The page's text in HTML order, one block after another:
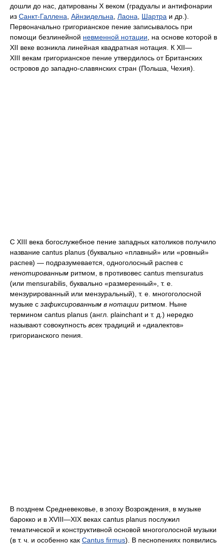
дошли до нас, датированы X веком (градуалы и антифонарии
из Санкт-Галлена Айнзидельна Лаона Шартра и др.).
Первоначально григорианское пение записывалось при
помощи безлинейной невменной нотации , на основе которой в
XII веке возникла линейная квадратная нотация. К XII—
XIII векам григорианское пение утвердилось от Британских
островов до западно-славянских стран (Польша, Чехия).
С XIII века богослужебное пение западных католиков получило
название cantus planus (буквально «плавный» или «ровный»
распев) — подразумевается, одноголосный распев с
ненотированным ритмом, в противовес cantus mensuratus
(или mensurabilis, буквально «размеренный», т. е.
мензурированный или мензуральный), т. е. многоголосной
музыке с зафиксированным в нотации ритмом. Ныне
термином cantus planus (англ. plainchant и т. д.) нередко
называют совокупность всех традиций и «диалектов»
григорианского пения.
В позднем Средневековье, в эпоху Возрождения, в музыке
барокко и в XVIII—XIX веках cantus planus послужил
тематической и конструктивной основой многоголосной музыки
(в т. ч. и особенно как Cantus firmus). В песнопениях появились